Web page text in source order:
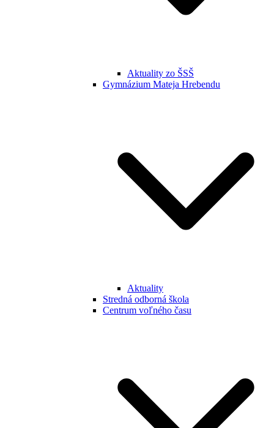
Aktuality zo ŠSŠ
Gymnázium Mateja Hrebendu
Aktuality
Stredná odborná škola
Centrum voľného času